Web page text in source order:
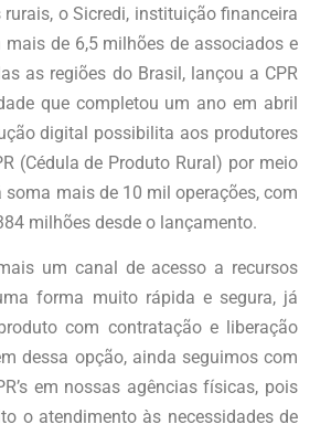
o Sicredi, instituição financeira
de 6,5 milhões de associados e
as regiões do Brasil, lançou a CPR
que completou um ano em abril
digital possibilita aos produtores
(Cédula de Produto Rural) por meio
mais de 10 mil operações, com
milhões desde o lançamento.
um canal de acesso a recursos
forma muito rápida e segura, já
com contratação e liberação
dessa opção, ainda seguimos com
em nossas agências físicas, pois
o atendimento às necessidades de